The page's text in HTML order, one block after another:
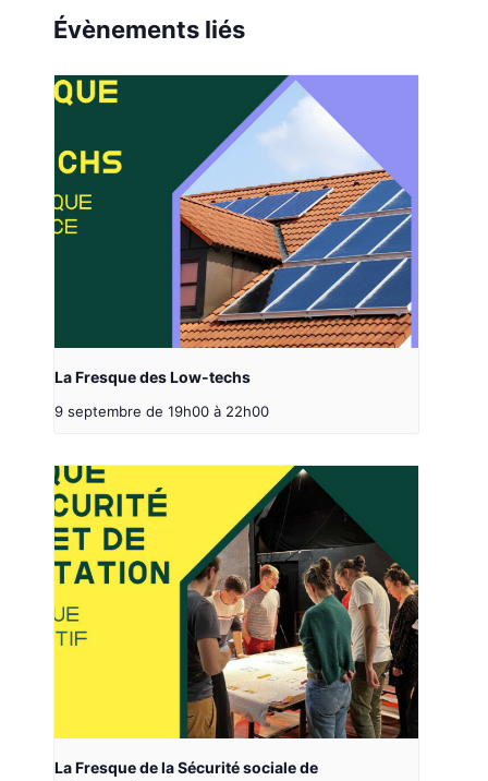
Évènements liés
La Fresque des Low-techs
9 septembre de 19h00 à 22h00
La Fresque de la Sécurité sociale de